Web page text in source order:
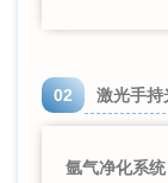
02 激光手持
氩气净化系统